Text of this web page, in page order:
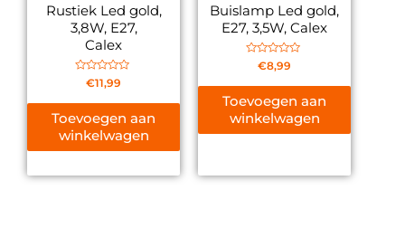
Rustiek Led gold,
3,8W, E27,
Calex
Gewaardeerd
€11,99
Toevoegen aan
winkelwagen
Buislamp Led gold,
E27, 3,5W, Calex
Gewaardeerd
€8,99
Toevoegen aan
winkelwagen